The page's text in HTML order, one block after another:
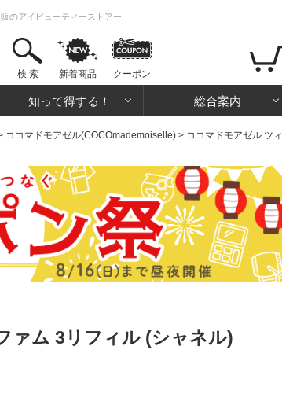
のアイビューティーストアー
検 索 新着商品 クーポン
知って得する！ 総合案内
ココマドモアゼル(COCOmademoiselle) > ココマドモアゼル ツィ
ァム 3リフィル (シャネル)